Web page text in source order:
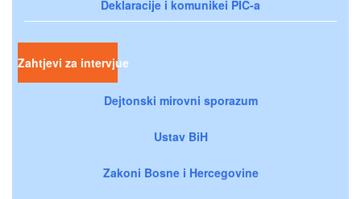
Deklaracije i komunikei PIC-a
Zahtjevi za intervjue
Dejtonski mirovni sporazum
Ustav BiH
Zakoni Bosne i Hercegovine